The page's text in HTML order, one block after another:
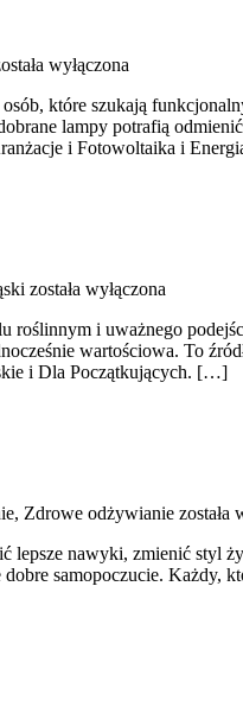
wyłączona
które szukają
lampy potrafią
i Fotowoltaika i
została wyłączona
roślinnym i uważnego
wartościowa. To
i Dla Początkujących. […]
Zdrowe odżywianie została
lepsze nawyki, zmienić
samopoczucie.